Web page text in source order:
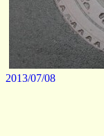
2013/07/08